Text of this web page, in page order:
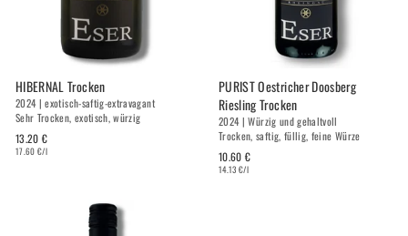
HIBERNAL Trocken
2024 | exotisch-saftig-extravagant
Sehr Trocken, exotisch, würzig
13.20 €
17.60 €/l
PURIST Oestricher Doosberg
Riesling Trocken
2024 | Würzig und gehaltvoll
Trocken, saftig, füllig, feine Würze
10.60 €
14.13 €/l